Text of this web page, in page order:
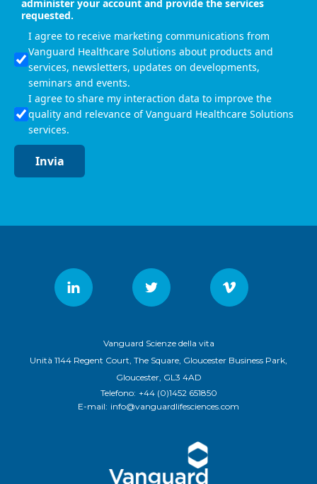
administer your account and provide the services
requested.
I agree to receive marketing communications from
Vanguard Healthcare Solutions about products and
services, newsletters, updates on developments,
seminars and events.
I agree to share my interaction data to improve the
quality and relevance of Vanguard Healthcare Solutions
services.
Invia
Vanguard Scienze della vita
Unità 1144 Regent Court, The Square, Gloucester Business Park,
Gloucester, GL3 4AD
Telefono: +44 (0)1452 651850
E-mail: info@vanguardlifesciences.com